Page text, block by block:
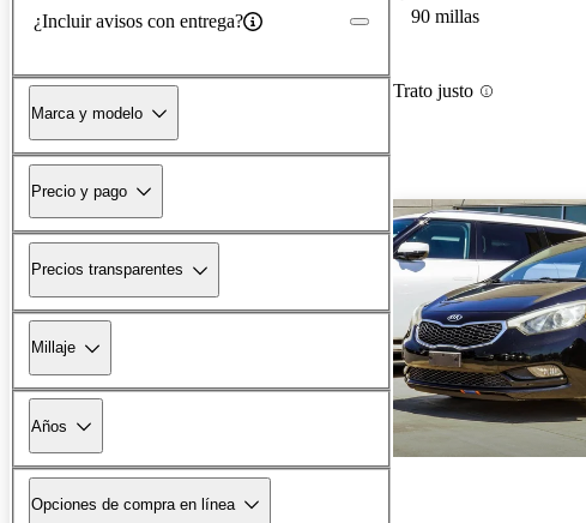
¿Incluir avisos con entrega?
Marca y modelo
Precio y pago
Precios transparentes
Millaje
Años
Opciones de compra en línea
90 millas
Trato justo